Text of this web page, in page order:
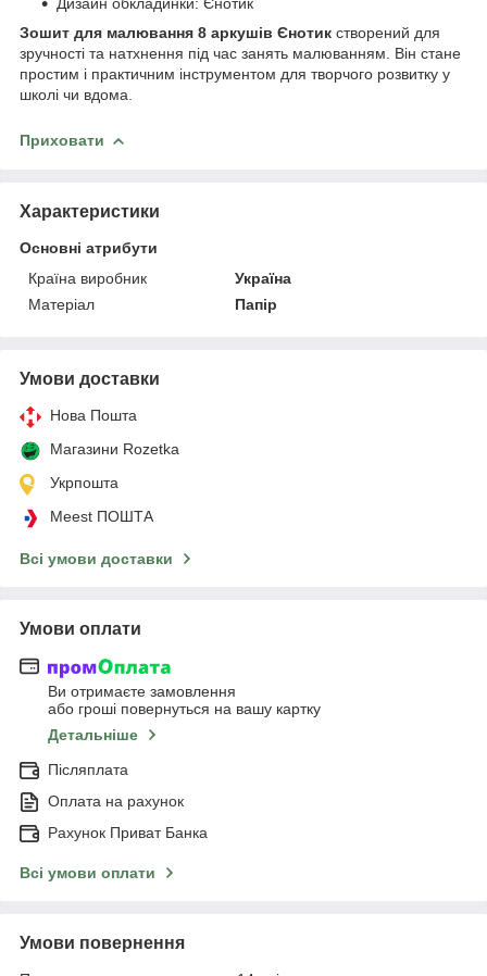
Зошит для малювання 8 аркушів Єнотик створений для
зручності та натхнення під час занять малюванням. Він стане
простим і практичним інструментом для творчого розвитку у
школі чи вдома.
Приховати
Характеристики
Основні атрибути
Країна виробник
Україна
Матеріал
Папір
Умови доставки
Нова Пошта
Магазини Rozetka
Укрпошта
Meest ПОШТА
Всі умови доставки
Умови оплати
Ви отримаєте замовлення
або гроші повернуться на вашу картку
Детальніше
Післяплата
Оплата на рахунок
Рахунок Приват Банка
Всі умови оплати
Умови повернення